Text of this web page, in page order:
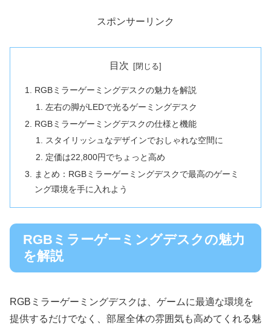
スポンサーリンク
目次
RGBミラーゲーミングデスクの魅力を解説
左右の脚がLEDで光るゲーミングデスク
RGBミラーゲーミングデスクの仕様と機能
スタイリッシュなデザインでおしゃれな空間に
定価は22,800円でちょっと高め
まとめ：RGBミラーゲーミングデスクで最高のゲーミ
ング環境を手に入れよう
RGBミラーゲーミングデスクの魅力
を解説
RGBミラーゲーミングデスクは、ゲームに最適な環境を
提供するだけでなく、部屋全体の雰囲気も高めてくれる魅